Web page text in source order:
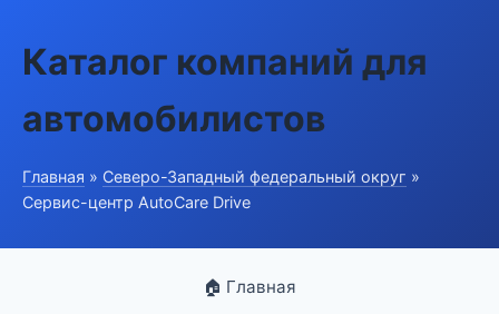
Каталог компаний для
автомобилистов
Главная » Северо-Западный федеральный округ »
Сервис-центр AutoCare Drive
🏠 Главная